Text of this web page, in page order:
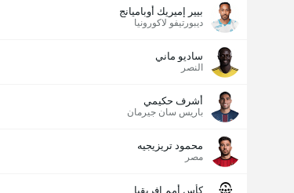
بيير إميريك أوباميانج
ديبورتيفو لاكورونيا
ساديو ماني
النصر
أشرف حكيمي
باريس سان جيرمان
محمود تريزيجيه
مصر
كأس أمم إفريقيا